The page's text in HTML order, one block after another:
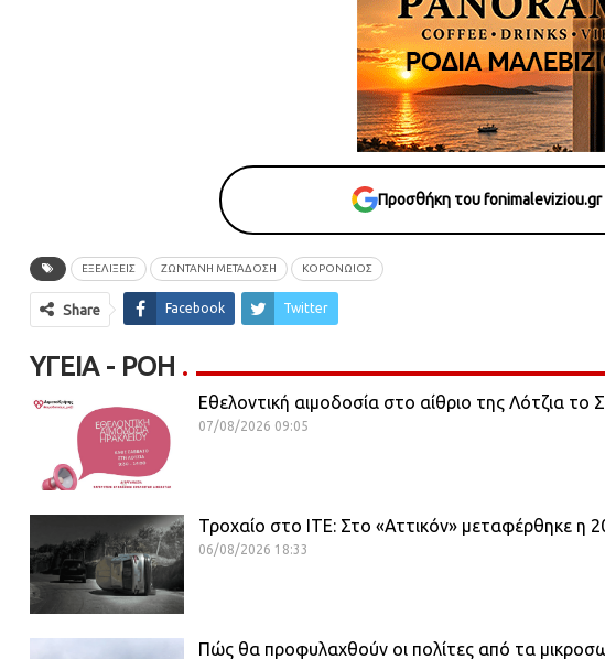
Προσθήκη του fonimaleviziou.gr
ΕΞΕΛΙΞΕΙΣ ΖΩΝΤΑΝΉ ΜΕΤΆΔΟΣΗ ΚΟΡΟΝΩΙΟΣ
Share Facebook Twitter
ΥΓΕΊΑ - ΡΟΗ
Εθελοντική αιμοδοσία στο αίθριο της Λότζια
07/08/2026 09:05
Τροχαίο στο ΙΤΕ: Στο «Αττικόν» μεταφέρθηκε η
06/08/2026 18:33
Πώς θα προφυλαχθούν οι πολίτες από τα